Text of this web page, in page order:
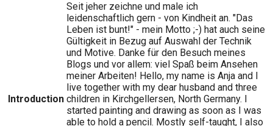
Introduction
Seit jeher zeichne und male ich
leidenschaftlich gern - von Kindheit an. "Das
Leben ist bunt!" - mein Motto ;-) hat auch seine
Gültigkeit in Bezug auf Auswahl der Technik
und Motive. Danke für den Besuch meines
Blogs und vor allem: viel Spaß beim Ansehen
meiner Arbeiten! Hello, my name is Anja and I
live together with my dear husband and three
children in Kirchgellersen, North Germany. I
started painting and drawing as soon as I was
able to hold a pencil. Mostly self-taught, I also